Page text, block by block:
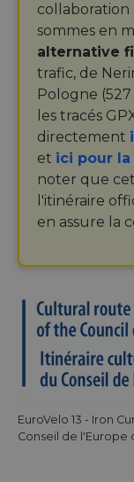
collaboration
sommes en
alternative
trafic, de
Pologne
les tracés
directement
et ici pour
noter que
l'itinéraire
en assure la
EuroVelo 13 - Iron
Conseil de l'Europe